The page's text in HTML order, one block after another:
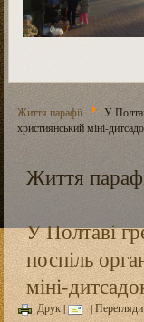
Життя парафії
У
християнський міні-
Життя
У Полтаві
поспіль
міні-
Друк| |